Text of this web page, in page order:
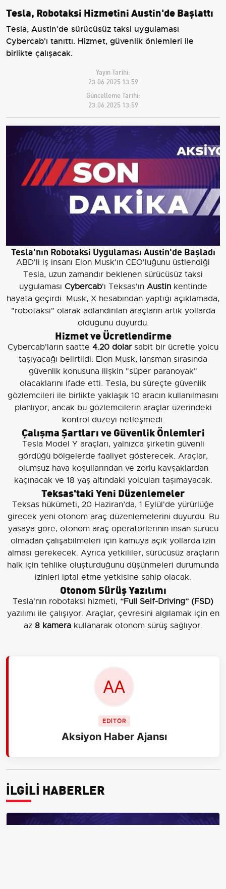
Tesla, Robotaksi Hizmetini Austin'de Başlattı
Tesla, Austin'de sürücüsüz taksi uygulaması
Cybercab'ı tanıttı. Hizmet, güvenlik önlemleri ile
birlikte çalışacak.
Yayın Tarihi:
23.06.2025 13:59
Güncelleme Tarihi:
23.06.2025 13:59
Tesla'nın Robotaksi Uygulaması Austin'de Başladı
ABD'li iş insanı Elon Musk'ın CEO'luğunu üstlendiği
Tesla, uzun zamandır beklenen sürücüsüz taksi
uygulaması Cybercab'ı Teksas'ın Austinkentinde
hayata geçirdi. Musk, X hesabından yaptığı açıklamada,
"robotaksi" olarak adlandırılan araçların artık yollarda
olduğunu duyurdu.
Hizmet ve Ücretlendirme
Cybercab'ların saatte 4.20 dolarsabit bir ücretle yolcu
taşıyacağı belirtildi. Elon Musk, lansman sırasında
güvenlik konusuna ilişkin "süper paranoyak"
olacaklarını ifade etti. Tesla, bu süreçte güvenlik
gözlemcileri ile birlikte yaklaşık 10 aracın kullanılmasını
planlıyor; ancak bu gözlemcilerin araçlar üzerindeki
kontrol düzeyi netleşmedi.
Çalışma Şartları ve Güvenlik Önlemleri
Tesla Model Y araçları, yalnızca şirketin güvenli
gördüğü bölgelerde faaliyet gösterecek. Araçlar,
olumsuz hava koşullarından ve zorlu kavşaklardan
kaçınacak ve 18 yaş altındaki yolcuları taşımayacak.
Teksas'taki Yeni Düzenlemeler
Teksas hükümeti, 20 Haziran’da, 1 Eylül'de yürürlüğe
girecek yeni otonom araç düzenlemelerini duyurdu. Bu
yasaya göre, otonom araç operatörlerinin insan sürücü
olmadan çalışabilmeleri için kamuya açık yollarda izin
alması gerekecek. Ayrıca yetkililer, sürücüsüz araçların
halk için tehlike oluşturduğunu düşünmeleri durumunda
izinleri iptal etme yetkisine sahip olacak.
Otonom Sürüş Yazılımı
Tesla'nın robotaksi hizmeti, “Full Self-Driving” (FSD)
yazılımı ile çalışıyor. Araçlar, çevresini algılamak için en
az 8 kamera kullanarak otonom sürüş sağlıyor.
EDİTÖR
Aksiyon Haber Ajansı
İLGİLİ HABERLER